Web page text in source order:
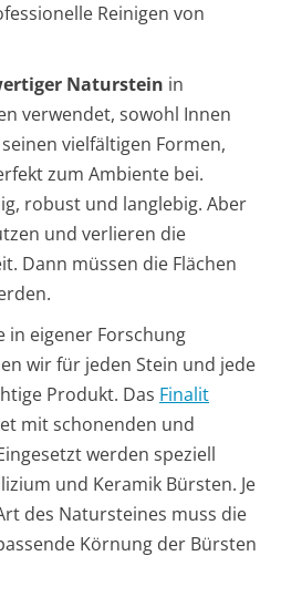
Reinigen von
Naturstein in
verwendet, sowohl Innen
vielfältigen Formen,
zum Ambiente bei.
robust und langlebig. Aber
und verlieren die
Dann müssen die Flächen
in eigener Forschung
wir für jeden Stein und jede
Produkt. Das Finalit
mit schonenden und
werden speziell
und Keramik Bürsten. Je
des Natursteines muss die
Körnung der Bürsten